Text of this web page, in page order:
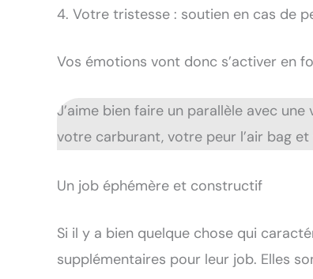
Votre tristesse : soutien en cas de
Vos émotions vont donc s’activer en
J’aime bien faire un parallèle avec
votre carburant, votre peur l’air bag
Un job éphémère et constructif
Si il y a bien quelque chose qui
supplémentaires pour leur job. Elles